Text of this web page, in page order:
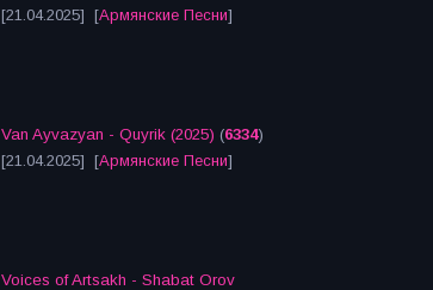
[21.04.2025] [Армянские Песни]
Van Ayvazyan - Quyrik (2025) (6334)
[21.04.2025] [Армянские Песни]
Voices of Artsakh - Shabat Orov